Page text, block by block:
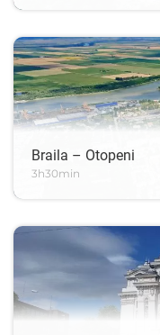
Braila – Otopeni
3h30min